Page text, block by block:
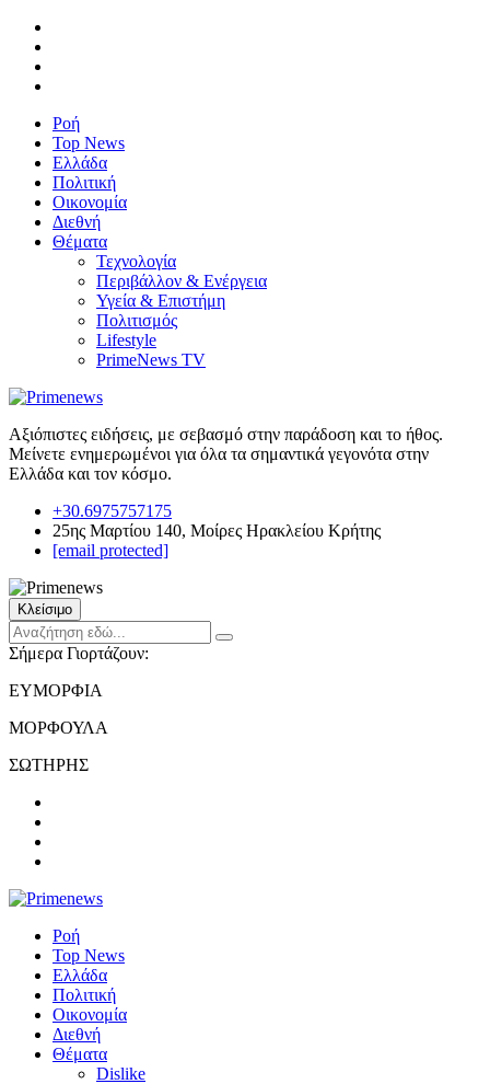
Ροή
Top News
Ελλάδα
Πολιτική
Οικονομία
Διεθνή
Θέματα
Τεχνολογία
Περιβάλλον & Ενέργεια
Υγεία & Επιστήμη
Πολιτισμός
Lifestyle
PrimeNews TV
Αξιόπιστες ειδήσεις, με σεβασμό στην παράδοση και το ήθος.
Μείνετε ενημερωμένοι για όλα τα σημαντικά γεγονότα στην
Ελλάδα και τον κόσμο.
+30.6975757175
25ης Μαρτίου 140, Μοίρες Ηρακλείου Κρήτης
[email protected]
Κλείσιμο
Σήμερα Γιορτάζουν:
ΕΥΜΟΡΦΙΑ
ΜΟΡΦΟΥΛΑ
ΣΩΤΗΡΗΣ
Ροή
Top News
Ελλάδα
Πολιτική
Οικονομία
Διεθνή
Θέματα
Dislike